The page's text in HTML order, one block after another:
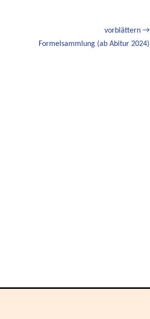
vorblättern →
Formelsammlung (ab Abitur 2024)